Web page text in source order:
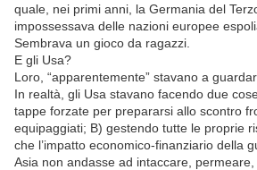
quale, nei primi anni, la Germania del
impossessava delle nazioni europee
Sembrava un gioco da ragazzi.
E gli Usa?
Loro, “apparentemente” stavano a
In realtà, gli Usa stavano facendo due
tappe forzate per prepararsi allo scontro
equipaggiati; B) gestendo tutte le proprie
che l’impatto economico-finanziario della
Asia non andasse ad intaccare,